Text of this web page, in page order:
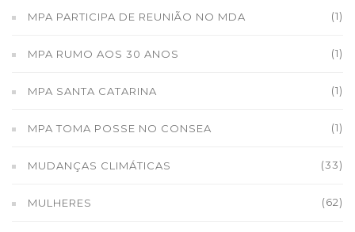
MPA PARTICIPA DE REUNIÃO NO MDA (1)
MPA RUMO AOS 30 ANOS (1)
MPA SANTA CATARINA (1)
MPA TOMA POSSE NO CONSEA (1)
MUDANÇAS CLIMÁTICAS (33)
MULHERES (62)